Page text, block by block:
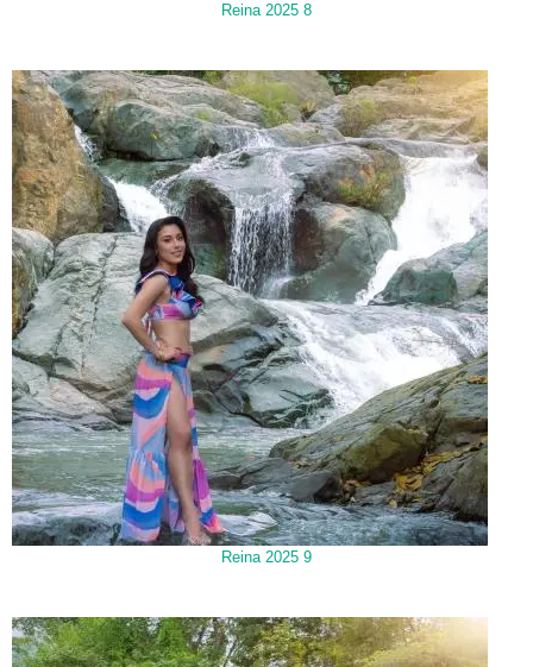
Reina 2025 8
Reina 2025 9